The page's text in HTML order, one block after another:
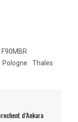
F90MBR
Pologne Thales
d’Ankara